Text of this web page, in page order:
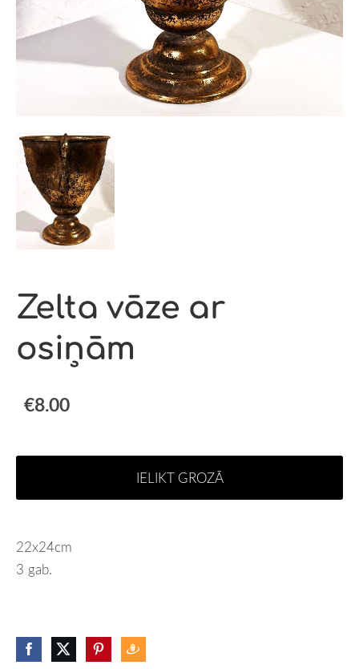
Zelta vāze ar
osiņām
€8.00
IELIKT GROZĀ
22x24cm
3 gab.